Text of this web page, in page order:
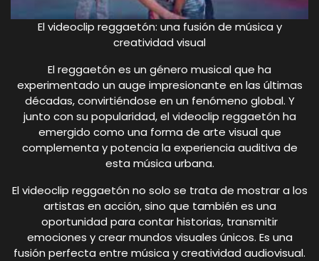
El videoclip reggaetón: una fusión de música y
creatividad visual
El reggaetón es un género musical que ha
experimentado un auge impresionante en las últimas
décadas, convirtiéndose en un fenómeno global. Y
junto con su popularidad, el videoclip reggaetón ha
emergido como una forma de arte visual que
complementa y potencia la experiencia auditiva de
esta música urbana.
El videoclip reggaetón no solo se trata de mostrar a los
artistas en acción, sino que también es una
oportunidad para contar historias, transmitir
emociones y crear mundos visuales únicos. Es una
fusión perfecta entre música y creatividad audiovisual.